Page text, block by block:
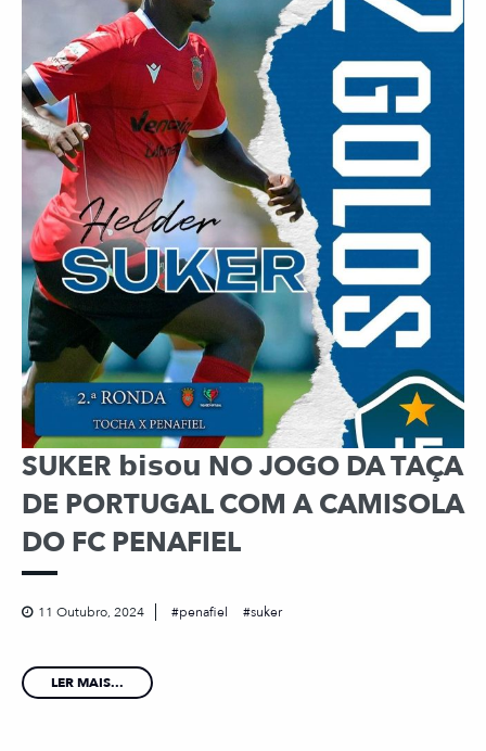
SUKER 𝗯𝗶𝘀𝗼𝘂 NO JOGO DA TAÇA
DE PORTUGAL COM A CAMISOLA
DO FC PENAFIEL
11 Outubro, 2024 penafiel suker
LER MAIS...